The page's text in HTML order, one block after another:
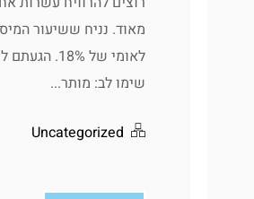
שימו לב: מותר...
Uncategorized